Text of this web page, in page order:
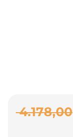
4.178,00